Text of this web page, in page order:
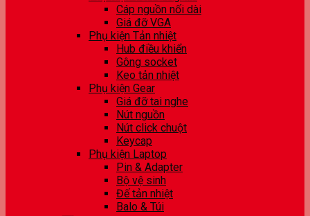
Cáp nguồn nối dài
Giá đỡ VGA
Phụ kiện Tản nhiệt
Hub điều khiển
Gông socket
Keo tản nhiệt
Phụ kiện Gear
Giá đỡ tai nghe
Nút nguồn
Nút click chuột
Keycap
Phụ kiện Laptop
Pin & Adapter
Bộ vệ sinh
Đế tản nhiệt
Balo & Túi